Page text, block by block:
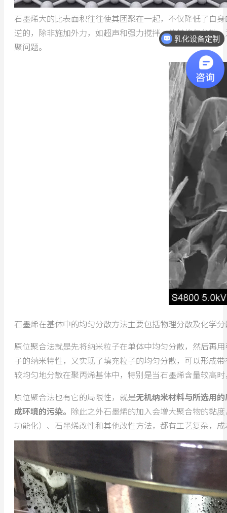
石墨烯大的比表面积往往使其团聚在一起，不仅降低了自
逆的，除非施加外力，如超声和强力搅拌，使其均匀分散
聚问题。
石墨烯在基体中的均匀分散方法主要包括物理分散及化学
原位聚合法就是先将纳米粒子在单体中均匀分散，然后再
子的纳米特性，又实现了填充粒子的均匀分散，可以形成
较均匀地分散在聚丙烯基体中，特别是当石墨烯含量较高
原位聚合法也有它的局限性，就是无机纳米材料与所选用
成环境的污染。 除此之外石墨烯的加入会增大聚合物的黏
功能化）、石墨烯改性和其他改性方法，都有工艺复杂，
乳化设备定制
热线电话：18068296512